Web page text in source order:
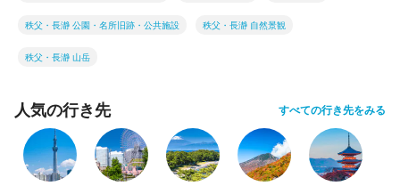
秩父・長瀞 公園・名所旧跡・公共施設 秩父・長瀞 自然景観
秩父・長瀞 山岳
人気の行き先 すべての行き先をみる